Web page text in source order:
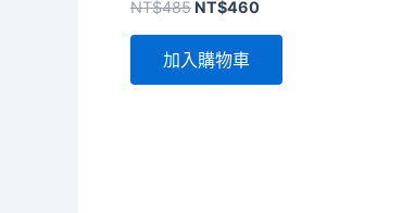
NT$485 原
格：
NT$485。
NT$460目
NT$460。
加入購物車